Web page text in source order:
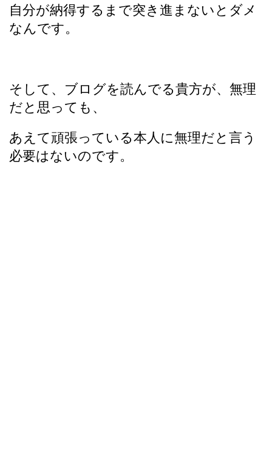
自分が納得するまで突き進まないとダメ
なんです。
そして、ブログを読んでる貴方が、無理
だと思っても、
あえて頑張っている本人に無理だと言う
必要はないのです。